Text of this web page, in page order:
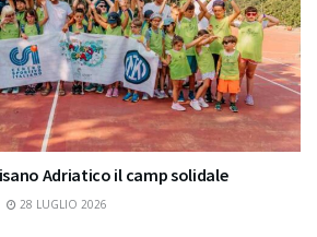
Adriatico il camp solidale
28 LUGLIO 2026